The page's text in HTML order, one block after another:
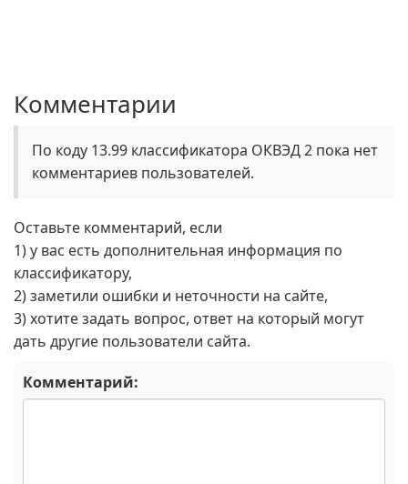
Комментарии
По коду 13.99 классификатора ОКВЭД 2 пока нет
комментариев пользователей.
Оставьте комментарий, если
1) у вас есть дополнительная информация по
классификатору,
2) заметили ошибки и неточности на сайте,
3) хотите задать вопрос, ответ на который могут
дать другие пользователи сайта.
Комментарий: